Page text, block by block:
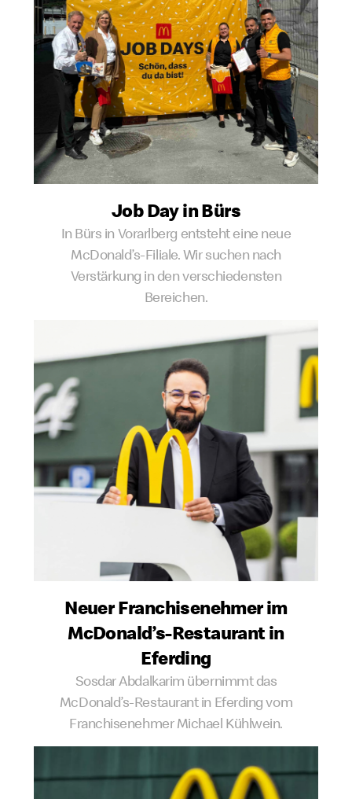
Job Day in Bürs
In Bürs in Vorarlberg entsteht eine neue
McDonald’s-Filiale. Wir suchen nach
Verstärkung in den verschiedensten
Bereichen.
Neuer Franchisenehmer im
McDonald’s-Restaurant in
Eferding
Sosdar Abdalkarim übernimmt das
McDonald’s-Restaurant in Eferding vom
Franchisenehmer Michael Kühlwein.